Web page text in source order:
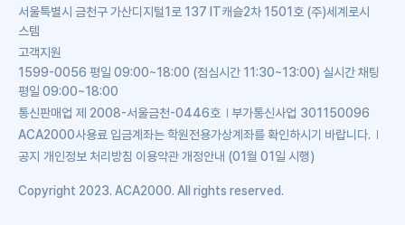
서울특별시 금천구 가산디지털1로 137 IT캐슬2차 1501호 (주)세계로시
스템
고객지원
1599-0056 평일 09:00~18:00 (점심시간 11:30~13:00) 실시간 채팅
평일 09:00~18:00
통신판매업 제 2008-서울금천-0446호 부가통신사업 301150096
ACA2000사용료 입금계좌는 학원전용가상계좌를 확인하시기 바랍니다.
공지 개인정보 처리방침 이용약관 개정안내 (01월 01일 시행)
Copyright 2023. ACA2000. All rights reserved.